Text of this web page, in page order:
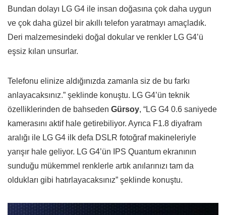
Bundan dolayı LG G4 ile insan doğasına çok daha uygun
ve çok daha güzel bir akıllı telefon yaratmayı amaçladık.
Deri malzemesindeki doğal dokular ve renkler LG G4’ü
eşsiz kılan unsurlar.
Telefonu elinize aldığınızda zamanla siz de bu farkı
anlayacaksınız.” şeklinde konuştu. LG G4’ün teknik
özelliklerinden de bahseden Gürsoy, “LG G4 0.6 saniyede
kamerasını aktif hale getirebiliyor. Ayrıca F1.8 diyafram
aralığı ile LG G4 ilk defa DSLR fotoğraf makineleriyle
yarışır hale geliyor. LG G4’ün IPS Quantum ekranının
sunduğu mükemmel renklerle artık anılarınızı tam da
oldukları gibi hatırlayacaksınız” şeklinde konuştu.